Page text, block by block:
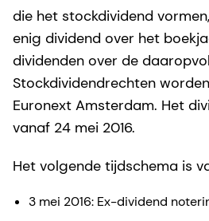
die het stockdividend
enig dividend over het
dividenden over de
Stockdividendrechten
Euronext Amsterdam. Het
vanaf 24 mei 2016.
Het volgende tijdschema is
3 mei 2016: Ex-dividend